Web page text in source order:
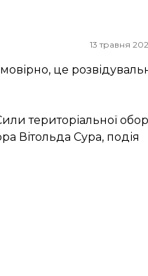
13 травня
це
територіальної
Вітольда Сура, подія